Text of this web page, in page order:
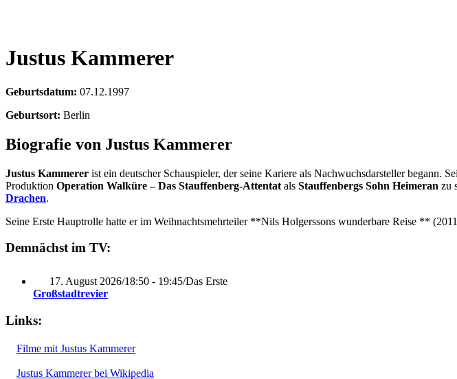
Justus Kammerer
Geburtsdatum: 07.12.1997
Geburtsort: Berlin
Biografie von Justus Kammerer
Justus Kammerer ist ein deutscher Schauspieler, der seine Kariere als Nachwuchsdarsteller begann.
Produktion Operation Walküre – Das Stauffenberg-Attentat als Stauffenbergs Sohn Heimeran zu
Drachen.
Seine Erste Hauptrolle hatte er im Weihnachtsmehrteiler **Nils Holgerssons wunderbare Reise **
Demnächst im TV:
17. August 2026/18:50 - 19:45/Das Erste
Großstadtrevier
Links:
Filme mit Justus Kammerer
Justus Kammerer bei Wikipedia